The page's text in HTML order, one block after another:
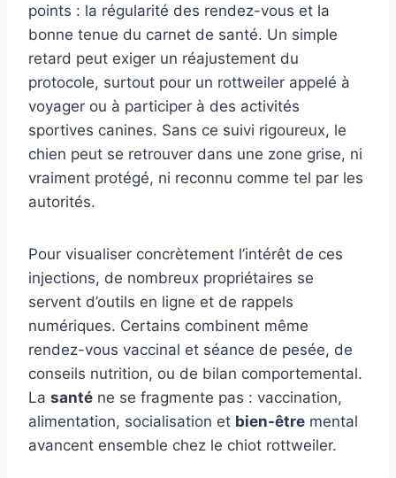
points : la régularité des rendez-vous et la
bonne tenue du carnet de santé. Un simple
retard peut exiger un réajustement du
protocole, surtout pour un rottweiler appelé à
voyager ou à participer à des activités
sportives canines. Sans ce suivi rigoureux, le
chien peut se retrouver dans une zone grise, ni
vraiment protégé, ni reconnu comme tel par les
autorités.
Pour visualiser concrètement l’intérêt de ces
injections, de nombreux propriétaires se
servent d’outils en ligne et de rappels
numériques. Certains combinent même
rendez-vous vaccinal et séance de pesée, de
conseils nutrition, ou de bilan comportemental.
La santé ne se fragmente pas : vaccination,
alimentation, socialisation et bien-être mental
avancent ensemble chez le chiot rottweiler.